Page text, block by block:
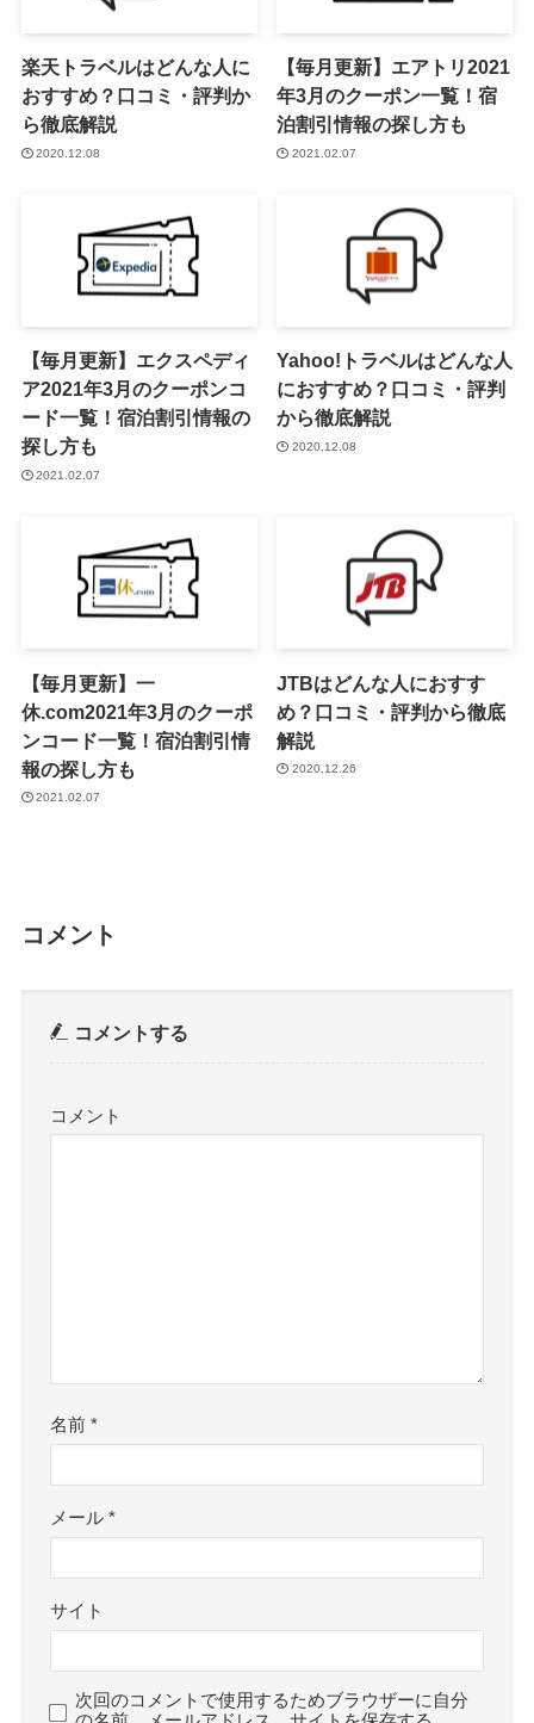
楽天トラベルはどんな人に
おすすめ？口コミ・評判か
ら徹底解説
2020.12.08
【毎月更新】エアトリ2021
年3月のクーポン一覧！宿
泊割引情報の探し方も
2021.02.07
【毎月更新】エクスペディ
ア2021年3月のクーポンコ
ード一覧！宿泊割引情報の
探し方も
2021.02.07
Yahoo!トラベルはどんな人
におすすめ？口コミ・評判
から徹底解説
2020.12.08
【毎月更新】一
休.com2021年3月のクーポ
ンコード一覧！宿泊割引情
報の探し方も
2021.02.07
JTBはどんな人におすす
め？口コミ・評判から徹底
解説
2020.12.26
コメント
コメントする
コメント
名前*
メール*
サイト
次回のコメントで使用するためブラウザーに自分